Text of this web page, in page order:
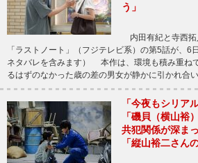
う」
内田有紀と寺西拓
「ラストノート」（フジテレビ系）の第5話が、6
ネタバレを含みます） 本作は、環境も積み重ね
るはずのなかった歳の差の男女が静かに引かれ合
「今夜もシリア
「磯貝（横山裕
共犯関係が深ま
「縦山裕二さん